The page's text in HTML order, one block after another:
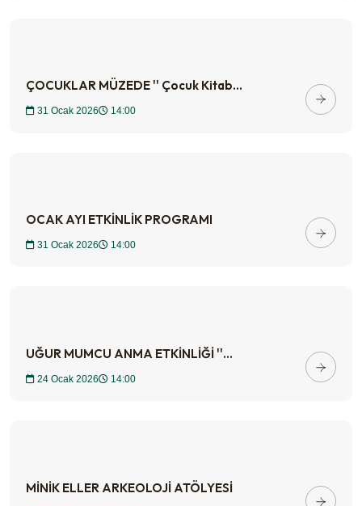
ÇOCUKLAR MÜZEDE '' Çocuk Kitab...
31 Ocak 2026 14:00
OCAK AYI ETKİNLİK PROGRAMI
31 Ocak 2026 14:00
UĞUR MUMCU ANMA ETKİNLİĞİ ''...
24 Ocak 2026 14:00
MİNİK ELLER ARKEOLOJİ ATÖLYESİ